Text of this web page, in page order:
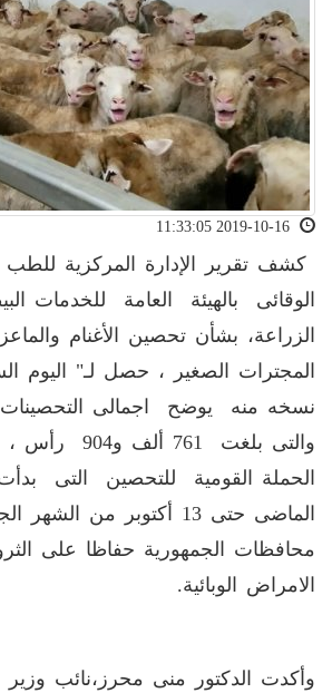
كشف تقرير الإدارة المركزية للطب
الوقائى بالهيئة العامة للخدمات
الزراعة، بشأن تحصين الأغنام
المجترات الصغير ، حصل لـ" اليوم
نسخه منه يوضح اجمالى التحصينات
والتى بلغت
الماضى حتى 13 أكتوبر من
محافظات الجمهورية حفاظا على
الامراض الوبائية.
وأكدت الدكتور منى محرز،نائب